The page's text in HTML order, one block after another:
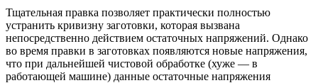
Тщательная правка позволяет практически полностью
устранить кривизну заготовки, которая вызвана
непосредственно действием остаточных напряжений. Однако
во время правки в заготовках появляются новые напряжения,
что при дальнейшей чистовой обработке (хуже — в
работающей машине) данные остаточные напряжения